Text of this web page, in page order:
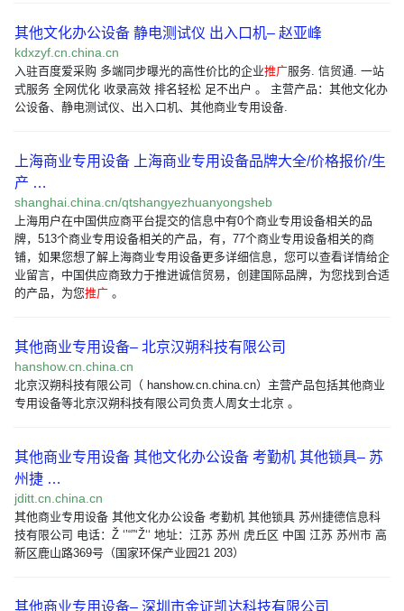
其他文化办公设备 静电测试仪 出入口机– 赵亚峰
kdxzyf.cn.china.cn
入驻百度爱采购 多端同步曝光的高性价比的企业推广服务. 信贸通. 一站
式服务 全网优化 收录高效 排名轻松 足不出户 。 主营产品：其他文化办
公设备、静电测试仪、出入口机、其他商业专用设备.
上海商业专用设备 上海商业专用设备品牌大全/价格报价/生
产 …
shanghai.china.cn/qtshangyezhuanyongsheb
上海用户在中国供应商平台提交的信息中有0个商业专用设备相关的品
牌，513个商业专用设备相关的产品，有，77个商业专用设备相关的商
铺，如果您想了解上海商业专用设备更多详细信息，您可以查看详情给企
业留言，中国供应商致力于推进诚信贸易，创建国际品牌，为您找到合适
的产品，为您推广 。
其他商业专用设备– 北京汉朔科技有限公司
hanshow.cn.china.cn
北京汉朔科技有限公司（ hanshow.cn.china.cn）主营产品包括其他商业
专用设备等北京汉朔科技有限公司负责人周女士北京 。
其他商业专用设备 其他文化办公设备 考勤机 其他锁具– 苏
州捷 …
jditt.cn.china.cn
其他商业专用设备 其他文化办公设备 考勤机 其他锁具 苏州捷德信息科
技有限公司 电话：Ž ‘’“”‘Ž‘‘ 地址：江苏 苏州 虎丘区 中国 江苏 苏州市 高
新区鹿山路369号（国家环保产业园21 203）
其他商业专用设备– 深圳市金证凯达科技有限公司